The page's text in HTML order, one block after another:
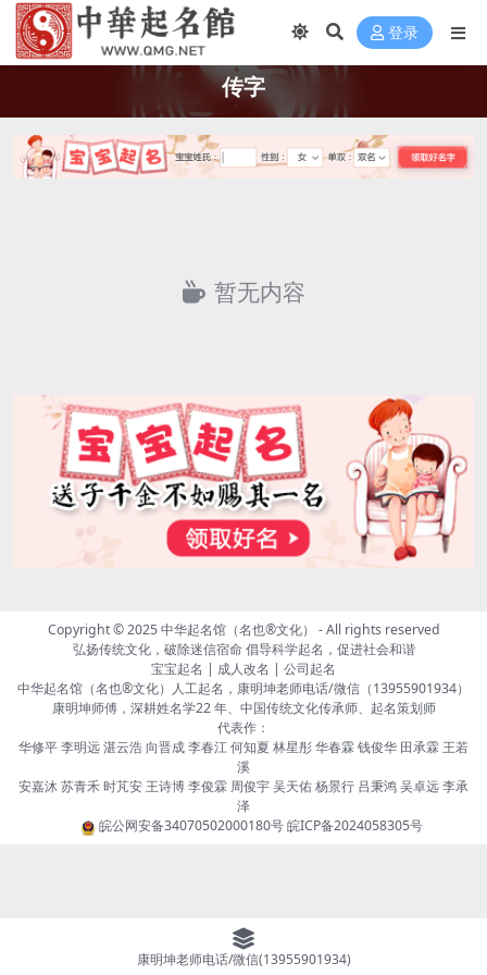
登录
传字
暂无内容
Copyright © 2025中华起名馆（名也®文化） - All rights reserved
弘扬传统文化，破除迷信宿命 倡导科学起名，促进社会和谐
宝宝起名 | 成人改名 | 公司起名
中华起名馆（名也®文化）人工起名，康明坤老师电话/微信（13955901934）
康明坤师傅，深耕姓名学22 年、中国传统文化传承师、起名策划师
代表作：
华修平 李明远 湛云浩 向晋成 李春江 何知夏 林星彤 华春霖 钱俊华 田承霖 王若
溪
安嘉沐 苏青禾 时芃安 王诗博 李俊霖 周俊宇 吴天佑 杨景行 吕秉鸿 吴卓远 李承
泽
皖公网安备34070502000180号皖ICP备2024058305号
康明坤老师电话/微信(13955901934)